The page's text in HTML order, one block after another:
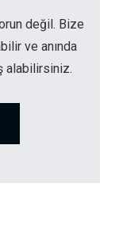
değil. Bize
ve anında
alabilirsiniz.